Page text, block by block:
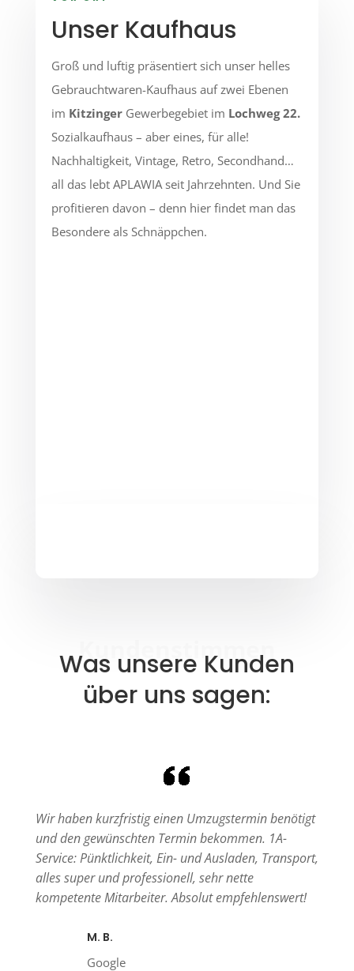
Unser Kaufhaus
Groß und luftig präsentiert sich unser helles
Gebrauchtwaren-Kaufhaus auf zwei Ebenen
im Kitzinger Gewerbegebiet im Lochweg 22.
Sozialkaufhaus – aber eines, für alle!
Nachhaltigkeit, Vintage, Retro, Secondhand…
all das lebt APLAWIA seit Jahrzehnten. Und Sie
profitieren davon – denn hier findet man das
Besondere als Schnäppchen.
Kundenstimmen
Was unsere Kunden
über uns sagen:
Wir haben kurzfristig einen Umzugstermin benötigt
und den gewünschten Termin bekommen. 1A-
Service: Pünktlichkeit, Ein- und Ausladen, Transport,
alles super und professionell, sehr nette
kompetente Mitarbeiter. Absolut empfehlenswert!
M. B.
Google